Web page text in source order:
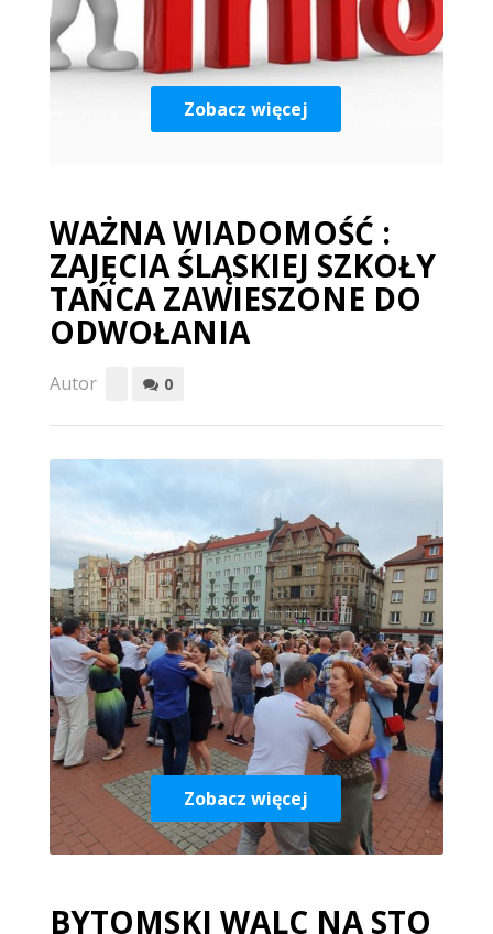
Zobacz więcej
WAŻNA WIADOMOŚĆ :
ZAJĘCIA ŚLĄSKIEJ SZKOŁY
TAŃCA ZAWIESZONE DO
ODWOŁANIA
Autor 0
Zobacz więcej
BYTOMSKI WALC NA STO